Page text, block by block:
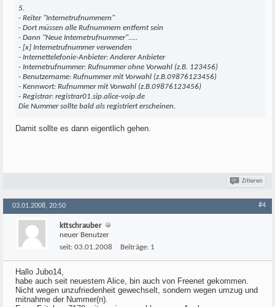
5.
- Reiter "Internetrufnummern"
- Dort müssen alle Rufnummern entfernt sein
- Dann "Neue Internetrufnummer".....
- [x] Internetrufnummer verwenden
- Internettelefonie-Anbieter: Anderer Anbieter
- Internetrufnummer: Rufnummer ohne Vorwahl (z.B. 123456)
- Benutzername: Rufnummer mit Vorwahl (z.B.09876123456)
- Kennwort: Rufnummer mit Vorwahl (z.B.09876123456)
- Registrar: registrar01.sip.alice-voip.de
Die Nummer sollte bald als registriert erscheinen.
Damit sollte es dann eigentlich gehen.
Zitieren
03.01.2008, 20:50 #4
kttschrauber
neuer Benutzer
seit: 03.01.2008 Beiträge: 1
Hallo Jubo14,
habe auch seit neuestem Alice, bin auch von Freenet gekommen.
Nicht wegen unzufriedenheit gewechselt, sondern wegen umzug und
mitnahme der Nummer(n).